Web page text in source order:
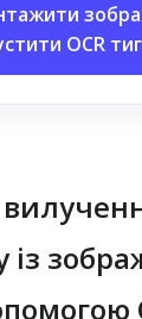
OCR
із